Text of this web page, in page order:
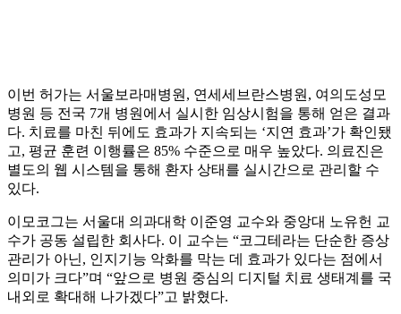
이번 허가는 서울보라매병원, 연세세브란스병원, 여의도성모
병원 등 전국 7개 병원에서 실시한 임상시험을 통해 얻은 결과
다. 치료를 마친 뒤에도 효과가 지속되는 ‘지연 효과’가 확인됐
고, 평균 훈련 이행률은 85% 수준으로 매우 높았다. 의료진은
별도의 웹 시스템을 통해 환자 상태를 실시간으로 관리할 수
있다.
이모코그는 서울대 의과대학 이준영 교수와 중앙대 노유헌 교
수가 공동 설립한 회사다. 이 교수는 “코그테라는 단순한 증상
관리가 아닌, 인지기능 악화를 막는 데 효과가 있다는 점에서
의미가 크다”며 “앞으로 병원 중심의 디지털 치료 생태계를 국
내외로 확대해 나가겠다”고 밝혔다.